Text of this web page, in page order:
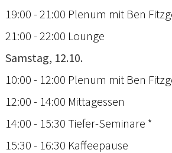
19:00 - 21:00 Plenum mit Ben
21:00 - 22:00 Lounge
Samstag, 12.10.
10:00 - 12:00 Plenum mit Ben
12:00 - 14:00 Mittagessen
14:00 - 15:30 Tiefer-Seminare *
15:30 - 16:30 Kaffeepause